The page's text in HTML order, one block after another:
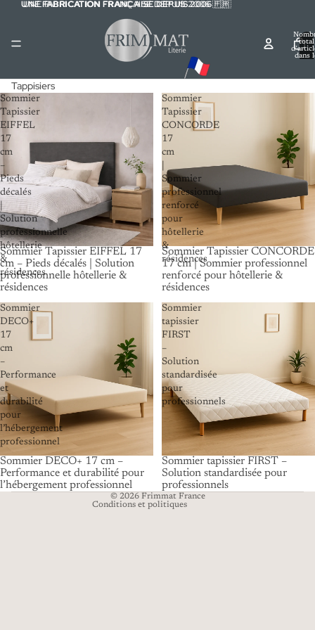
UNE FABRICATION FRANÇAISE DEPUIS 2006🇫🇷
UNE FABRICATION FRANÇAISE DEPUIS 2006 🇫🇷
total
dans
Tappisiers
Sommier
Tapissier
EIFFEL
17
cm
–
Pieds
décalés
|
Solution
professionnelle
hôtellerie
&
résidences
Sommier Tapissier EIFFEL 17
cm – Pieds décalés | Solution
professionnelle hôtellerie &
résidences
Sommier
Tapissier
CONCORDE
17
cm
Sommier
professionnel
renforcé
pour
hôtellerie
&
résidences
Sommier Tapissier CONCORDE
17 cm | Sommier professionnel
renforcé pour hôtellerie &
résidences
Sommier
DECO+
17
cm
–
Performance
et
durabilité
pour
l’hébergement
professionnel
Sommier DECO+ 17 cm –
Performance et durabilité pour
l’hébergement professionnel
Sommier
tapissier
FIRST
–
Solution
standardisée
pour
professionnels
Sommier tapissier FIRST –
Solution standardisée pour
professionnels
© 2026 Frimmat France
Conditions et politiques
Politique de confidentialité